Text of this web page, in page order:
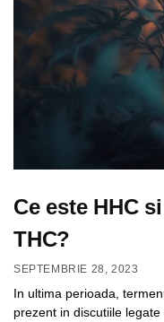
Ce este HHC
THC?
SEPTEMBRIE 28, 2023
In ultima perioada,
prezent in discutiile